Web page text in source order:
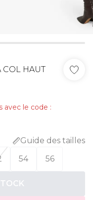
COL HAUT
avec le code :
Guide des tailles
54 56